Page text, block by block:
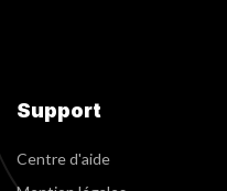
Support
Centre d'aide